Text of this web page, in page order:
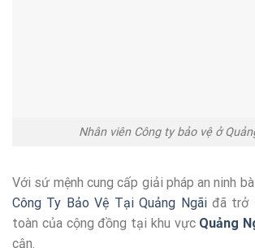
Nhân viên Công ty bảo vệ ở
Với sứ mệnh cung cấp giải pháp an ninh
Công Ty Bảo Vệ Tại Quảng Ngãiđã trở
toàn của cộng đồng tại khu vực Quảng
cận.